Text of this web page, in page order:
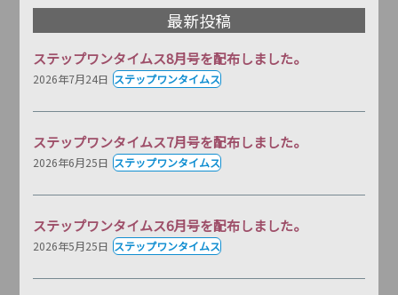
最新投稿
ステップワンタイムス8月号を配布しました。
2026年7月24日 ステップワンタイムス
ステップワンタイムス7月号を配布しました。
2026年6月25日 ステップワンタイムス
ステップワンタイムス6月号を配布しました。
2026年5月25日 ステップワンタイムス